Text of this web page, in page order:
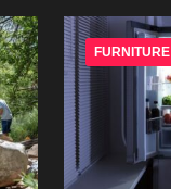
FURNITURE